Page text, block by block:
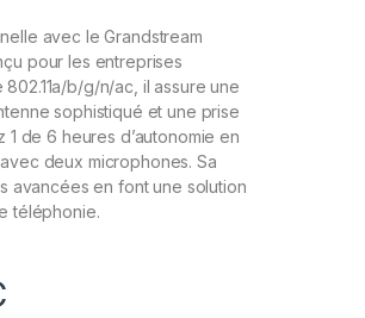
avec le Grandstream
pour les entreprises
b/g/n/ac, il assure une
sophistiqué et une prise
de 6 heures d’autonomie en
deux microphones. Sa
avancées en font une solution
téléphonie.